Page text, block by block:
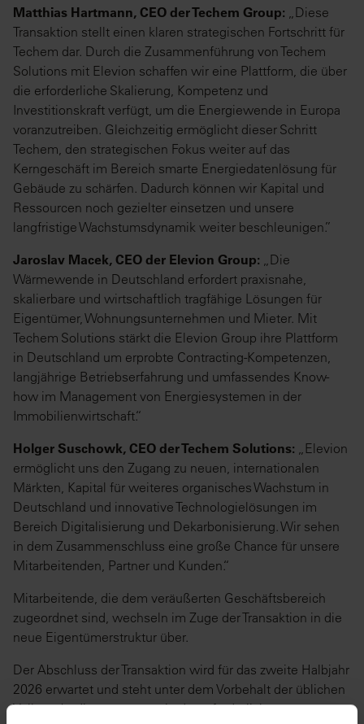
Matthias Hartmann, CEO der Techem Group: „Diese
Transaktion stellt einen klaren strategischen Fortschritt für
Techem dar. Durch die Zusammenführung von Techem
Solutions mit Elevion schaffen wir eine Plattform, die über
die erforderliche Skalierung, Kompetenz und
Investitionskraft verfügt, um die Energiewende in Europa
voranzutreiben. Gleichzeitig ermöglicht dieser Schritt
Techem, den strategischen Fokus weiter auf das
Kerngeschäft im Bereich smarte Energiedatenlösung für
Gebäude zu schärfen. Dadurch können wir Kapital und
Ressourcen noch gezielter einsetzen und unsere
langfristige Wachstumsdynamik weiter beschleunigen.”
Jaroslav Macek, CEO der Elevion Group: „Die
Wärmewende in Deutschland erfordert praxisnahe,
skalierbare und wirtschaftlich tragfähige Lösungen für
Eigentümer, Wohnungsunternehmen und Mieter. Mit
Techem Solutions stärkt die Elevion Group ihre Plattform
in Deutschland um erprobte Contracting-Kompetenzen,
langjährige Betriebserfahrung und umfassendes Know-
how im Management von Energiesystemen in der
Immobilienwirtschaft.“
Holger Suschowk, CEO der Techem Solutions: „Elevion
ermöglicht uns den Zugang zu neuen, internationalen
Märkten, Kapital für weiteres organisches Wachstum in
Deutschland und innovative Technologielösungen im
Bereich Digitalisierung und Dekarbonisierung. Wir sehen
in dem Zusammenschluss eine große Chance für unsere
Mitarbeitenden, Partner und Kunden.“
Mitarbeitende, die dem veräußerten Geschäftsbereich
zugeordnet sind, wechseln im Zuge der Transaktion in die
neue Eigentümerstruktur über.
Der Abschluss der Transaktion wird für das zweite Halbjahr
2026 erwartet und steht unter dem Vorbehalt der üblichen
Vollzugsbedingungen sowie der erforderlichen